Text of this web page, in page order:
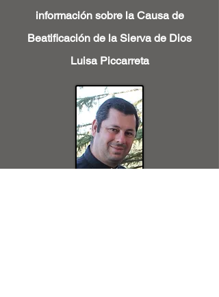
información sobre la Causa de
Beatificación de la Sierva de Dios
Luisa Piccarreta